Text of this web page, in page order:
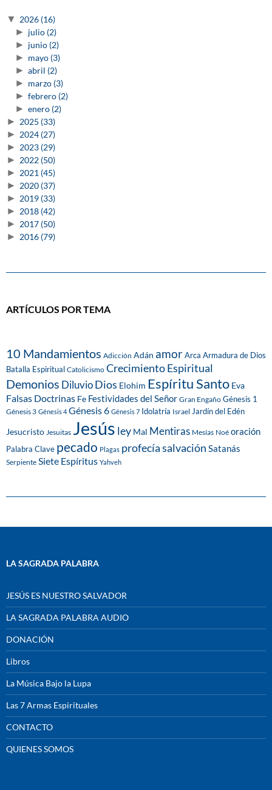
▼ 2026 (16)
► julio (2)
► junio (2)
► mayo (3)
► abril (2)
► marzo (3)
► febrero (2)
► enero (2)
► 2025 (33)
► 2024 (27)
► 2023 (29)
► 2022 (50)
► 2021 (45)
► 2020 (37)
► 2019 (33)
► 2018 (42)
► 2017 (50)
► 2016 (79)
ARTÍCULOS POR TEMA
10 Mandamientos Adicción Adán amorArca Armadura de Dios
Batalla Espiritual Catolicismo Crecimiento Espiritual
Demonios DiluvioDios Elohim Espíritu Santo Eva
Falsas Doctrinas Fe Festividades del Señor Gran Engaño Génesis 1
Génesis 3 Génesis 4 Génesis 6 Génesis 7 Idolatría Israel Jardín del Edén
Jesucristo Jesuitas Jesús ley Mal Mentiras Mesías Noé oración
Palabra Clave pecado Plagas profecíasalvación Satanás
Serpiente Siete Espíritus Yahveh
LA SAGRADA PALABRA
JESÚS ES NUESTRO SALVADOR
LA SAGRADA PALABRA AUDIO
DONACIÓN
Libros
La Música Bajo la Lupa
Las 7 Armas Espirituales
CONTACTO
QUIENES SOMOS